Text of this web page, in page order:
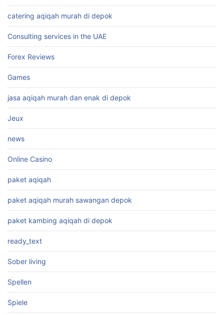
catering aqiqah murah di depok
Consulting services in the UAE
Forex Reviews
Games
jasa aqiqah murah dan enak di depok
Jeux
news
Online Casino
paket aqiqah
paket aqiqah murah sawangan depok
paket kambing aqiqah di depok
ready_text
Sober living
Spellen
Spiele